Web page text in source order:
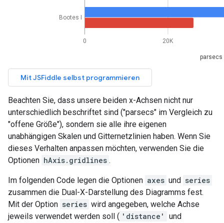
Beachten Sie, dass unsere beiden x-Achsen nicht nur
unterschiedlich beschriftet sind ("parsecs" im Vergleich zu
"offene Größe"), sondern sie alle ihre eigenen
unabhängigen Skalen und Gitternetzlinien haben. Wenn Sie
dieses Verhalten anpassen möchten, verwenden Sie die
Optionen hAxis.gridlines .
Im folgenden Code legen die Optionen axes und series
zusammen die Dual-X-Darstellung des Diagramms fest.
Mit der Option series wird angegeben, welche Achse
jeweils verwendet werden soll ( 'distance'
und